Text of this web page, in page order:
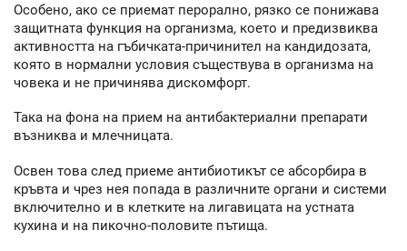
Особено, ако се приемат перорално, рязко се понижава
защитната функция на организма, което и предизвиква
активността на гъбичката-причинител на кандидозата,
която в нормални условия съществува в организма на
човека и не причинява дискомфорт.
Така на фона на прием на антибактериални препарати
възниква и млечницата.
Освен това след приеме антибиотикът се абсорбира в
кръвта и чрез нея попада в различните органи и системи
включително и в клетките на лигавицата на устната
кухина и на пикочно-половите пътища.